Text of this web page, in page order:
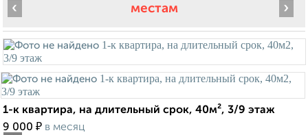
местам
‹ ›
1-к квартира, на длительный срок, 40м², 3/9 этаж
9 000 ₽ в месяц